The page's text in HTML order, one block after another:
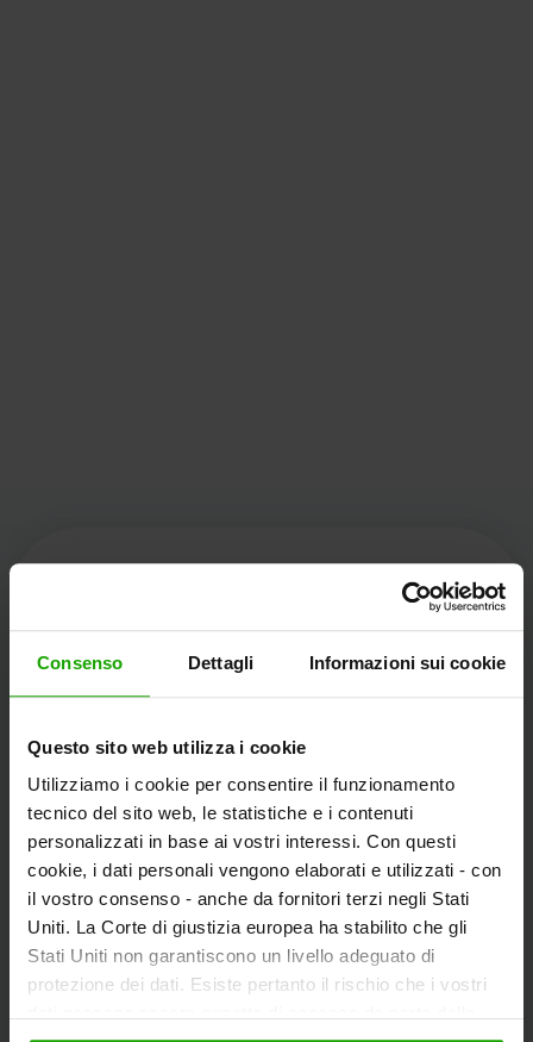
Consenso Dettagli Informazioni sui cookie
Questo sito web utilizza i cookie
Utilizziamo i cookie per consentire il funzionamento
tecnico del sito web, le statistiche e i contenuti
personalizzati in base ai vostri interessi. Con questi
cookie, i dati personali vengono elaborati e utilizzati - con
il vostro consenso - anche da fornitori terzi negli Stati
Uniti. La Corte di giustizia europea ha stabilito che gli
Stati Uniti non garantiscono un livello adeguato di
protezione dei dati. Esiste pertanto il rischio che i vostri
Kärnten Werbung
Völkermarkter Ring 21 - 23
L'Austria
+43/463/3000
info@ kaernten.at
Rimanete informati!